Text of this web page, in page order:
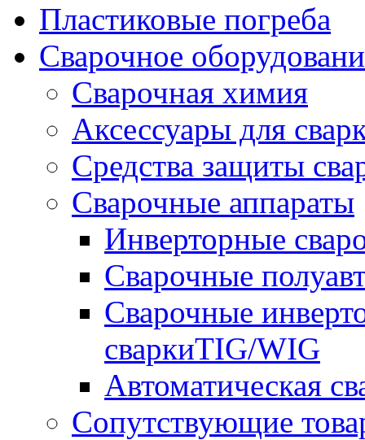
Пластиковые погреба
Сварочное
Сварочная химия
Аксессуары для
Средства защиты
Сварочные аппараты
Инверторные
Сварочные
Сварочные
сваркиTIG/WIG
Автоматическая
Сопутствующие